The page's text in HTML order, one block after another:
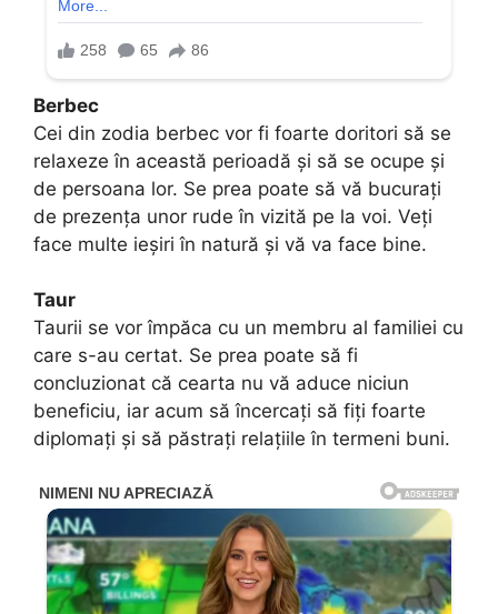
Berbec
Cei din zodia berbec vor fi foarte doritori să se
relaxeze în această perioadă și să se ocupe și
de persoana lor. Se prea poate să vă bucurați
de prezența unor rude în vizită pe la voi. Veți
face multe ieșiri în natură și vă va face bine.
Taur
Taurii se vor împăca cu un membru al familiei cu
care s-au certat. Se prea poate să fi
concluzionat că cearta nu vă aduce niciun
beneficiu, iar acum să încercați să fiți foarte
diplomați și să păstrați relațiile în termeni buni.